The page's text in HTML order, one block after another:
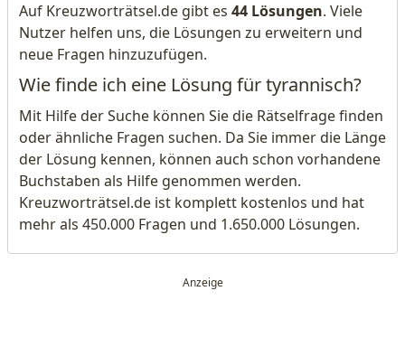
Auf Kreuzworträtsel.de gibt es 44 Lösungen. Viele
Nutzer helfen uns, die Lösungen zu erweitern und
neue Fragen hinzuzufügen.
Wie finde ich eine Lösung für tyrannisch?
Mit Hilfe der Suche können Sie die Rätselfrage finden
oder ähnliche Fragen suchen. Da Sie immer die Länge
der Lösung kennen, können auch schon vorhandene
Buchstaben als Hilfe genommen werden.
Kreuzworträtsel.de ist komplett kostenlos und hat
mehr als 450.000 Fragen und 1.650.000 Lösungen.